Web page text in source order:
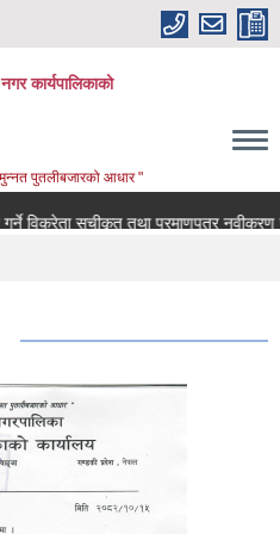
कार्यपालिकाको
पुतलीबजारको आधार "
विक्रेता सूचीकृत तथा प्रमाणपत्र नवीकरण